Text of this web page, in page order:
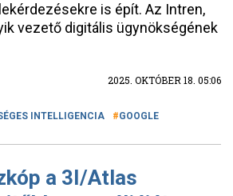
is épít. Az Intren,
vezető digitális ügynökségének
2025. OKTÓBER 18. 05:06
INTELLIGENCIA GOOGLE
a 3I/Atlas